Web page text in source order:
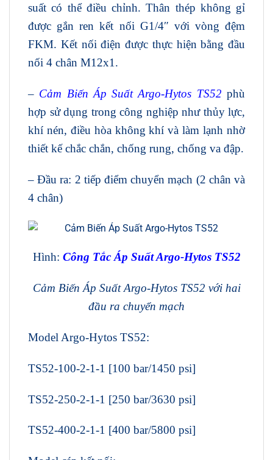
suất có thể điều chỉnh. Thân thép không gỉ
được gắn ren kết nối G1/4″ với vòng đệm
FKM. Kết nối điện được thực hiện bằng đầu
nối 4 chân M12x1.
– Cảm Biến Áp Suất Argo-Hytos TS52 phù
hợp sử dụng trong công nghiệp như thủy lực,
khí nén, điều hòa không khí và làm lạnh nhờ
thiết kế chắc chắn, chống rung, chống va đập.
– Đầu ra: 2 tiếp điểm chuyển mạch (2 chân và
4 chân)
Hình: Công Tắc Áp Suất Argo-Hytos TS52
Cảm Biến Áp Suất Argo-Hytos TS52 với hai
đầu ra chuyển mạch
Model Argo-Hytos TS52:
TS52-100-2-1-1 [100 bar/1450 psi]
TS52-250-2-1-1 [250 bar/3630 psi]
TS52-400-2-1-1 [400 bar/5800 psi]